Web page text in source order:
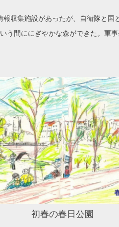
収集施設があったが、自衛隊と
う間ににぎやかな森ができた。軍
初春の春日公園